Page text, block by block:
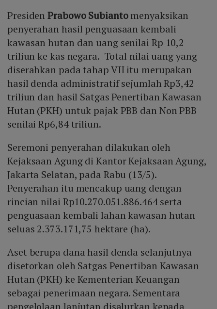
PresidenPrabowo Subiantomenyaksikan
penyerahan hasil penguasaan kembali
kawasan hutan dan uang senilai Rp 10,2
triliun ke kas negara. Total nilai uang yang
diserahkan pada tahap VII itu merupakan
hasil denda administratif sejumlah Rp3,42
triliun dan hasil Satgas Penertiban Kawasan
Hutan (PKH) untuk pajak PBB dan Non PBB
senilai Rp6,84 triliun.
Seremoni penyerahan dilakukan oleh
Kejaksaan Agung di Kantor Kejaksaan Agung,
Jakarta Selatan, pada Rabu (13/5).
Penyerahan itu mencakup uang dengan
rincian nilai Rp10.270.051.886.464 serta
penguasaan kembali lahan kawasan hutan
seluas 2.373.171,75 hektare (ha).
Aset berupa dana hasil denda selanjutnya
disetorkan oleh Satgas Penertiban Kawasan
Hutan (PKH) ke Kementerian Keuangan
sebagai penerimaan negara. Sementara